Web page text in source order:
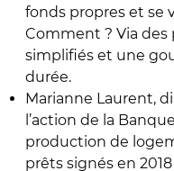
fonds propres et se
Comment ? Via des
simplifiés et une
durée.
Marianne Laurent,
l’action de la
production de
prêts signés en